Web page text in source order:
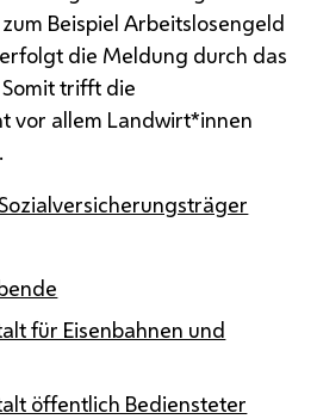
Beispiel Arbeitslosengeld
die Meldung durch das
trifft die
vor allem Landwirt*innen
für Eisenbahnen und
öffentlich Bediensteter